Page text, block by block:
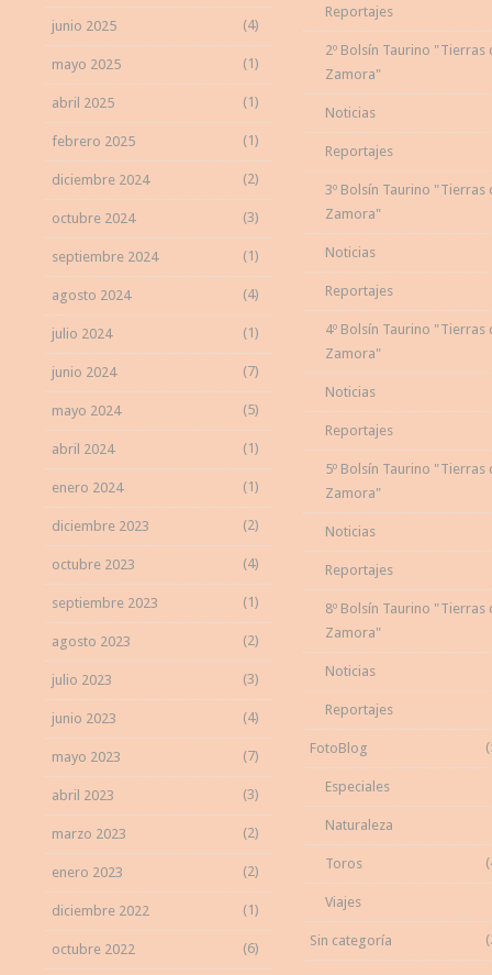
junio 2025 (4)
mayo 2025 (1)
abril 2025 (1)
febrero 2025 (1)
diciembre 2024 (2)
octubre 2024 (3)
septiembre 2024 (1)
agosto 2024 (4)
julio 2024 (1)
junio 2024 (7)
mayo 2024 (5)
abril 2024 (1)
enero 2024 (1)
diciembre 2023 (2)
octubre 2023 (4)
septiembre 2023 (1)
agosto 2023 (2)
julio 2023 (3)
junio 2023 (4)
mayo 2023 (7)
abril 2023 (3)
marzo 2023 (2)
enero 2023 (2)
diciembre 2022 (1)
octubre 2022 (6)
Reportajes
2º Bolsín Taurino "Tierras
Zamora"
Noticias
Reportajes
3º Bolsín Taurino "Tierras
Zamora"
Noticias
Reportajes
4º Bolsín Taurino "Tierras
Zamora"
Noticias
Reportajes
5º Bolsín Taurino "Tierras
Zamora"
Noticias
Reportajes
8º Bolsín Taurino "Tierras
Zamora"
Noticias
Reportajes
FotoBlog
Especiales
Naturaleza
Toros
Viajes
Sin categoría